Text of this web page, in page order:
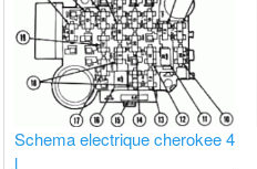
Schema electrique cherokee 4
l